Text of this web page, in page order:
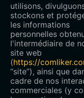
utilisons,
stockons et
les informations
personnelles
l'intermédiaire de
site web
(https://
“site”), ainsi que
cadre de nos
commerciales (y